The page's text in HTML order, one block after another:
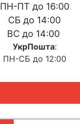
ПН-ПТ до 16:00
СБ до 14:00
ВС до 14:00
УкрПошта:
ПН-СБ до 12:00